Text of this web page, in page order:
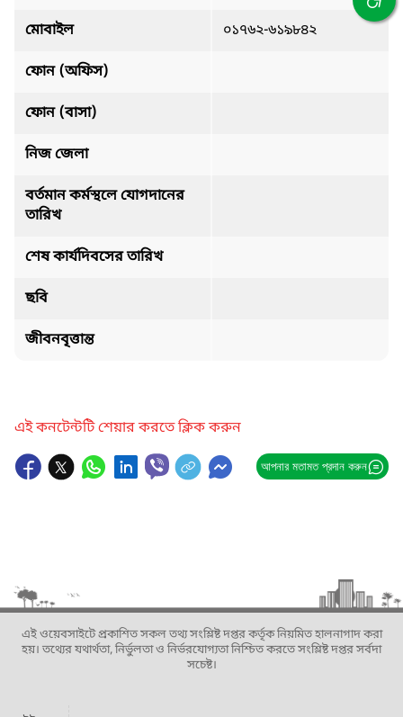
মোবাইল ০১৭৬২-৬১৯৮৪২
ফোন (অফিস)
ফোন (বাসা)
নিজ জেলা
বর্তমান কর্মস্থলে যোগদানের
তারিখ
শেষ কার্যদিবসের তারিখ
ছবি
জীবনবৃত্তান্ত
এই কনটেন্টটি শেয়ার করতে ক্লিক করুন
আপনার মতামত প্রদান করুন
এই ওয়েবসাইটে প্রকাশিত সকল তথ্য সংশ্লিষ্ট দপ্তর কর্তৃক নিয়মিত হালনাগাদ করা
হয়। তথ্যের যথার্থতা, নির্ভুলতা ও নির্ভরযোগ্যতা নিশ্চিত করতে সংশ্লিষ্ট দপ্তর সর্বদা
সচেষ্ট।